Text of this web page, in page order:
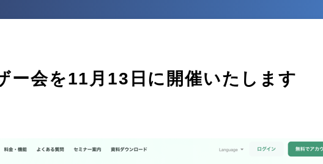
ー会を11月13日に開催いたします